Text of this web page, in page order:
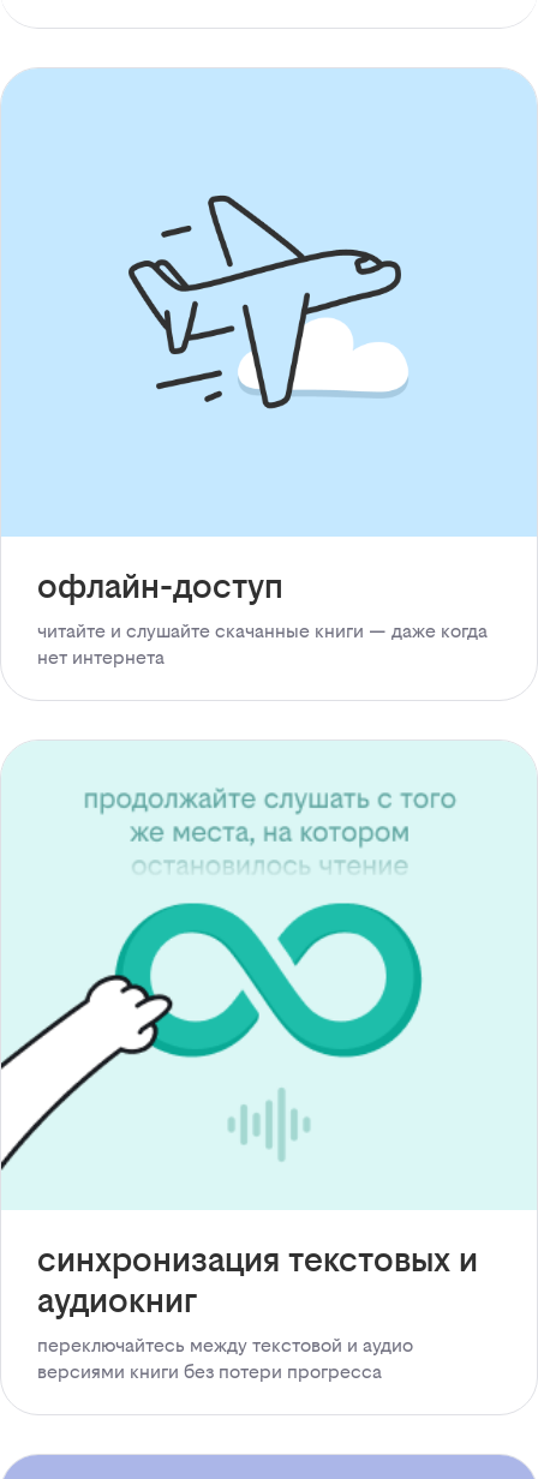
офлайн-доступ
читайте и слушайте скачанные книги — даже когда
нет интернета
синхронизация текстовых и
аудиокниг
переключайтесь между текстовой и аудио
версиями книги без потери прогресса